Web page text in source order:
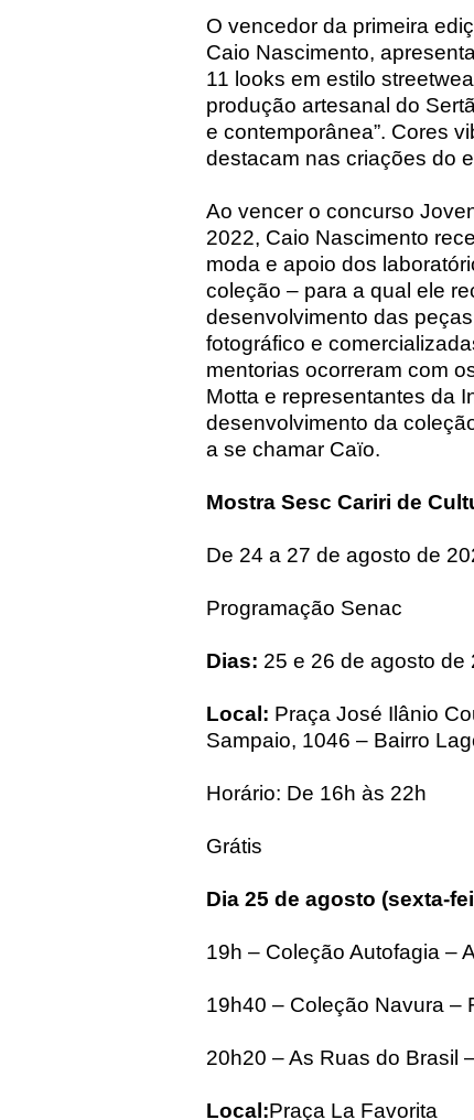
O vencedor da primeira
Caio Nascimento,
11 looks em estilo
produção artesanal do
e contemporânea”. Cores
destacam nas criações do
Ao vencer o concurso
2022, Caio Nascimento
moda e apoio dos
coleção – para a qual ele
desenvolvimento das
fotográfico e
mentorias ocorreram com
Motta e representantes da
desenvolvimento da
a se chamar Caïo.
Mostra Sesc Cariri de
De 24 a 27 de agosto de
Programação Senac
Dias: 25 e 26 de agosto de
Local: Praça José Ilânio
Sampaio, 1046 – Bairro
Horário: De 16h às 22h
Grátis
Dia 25 de agosto (sexta-
19h – Coleção Autofagia –
19h40 – Coleção Navura –
20h20 – As Ruas do Brasil
Local:Praça La Favorita